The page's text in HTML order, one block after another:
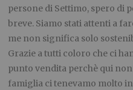
persone di Settimo, spero di
breve. Siamo stati attenti a
me non significa solo
Grazie a tutti coloro che ci
punto vendita perchè qui
famiglia ci tenevamo molto